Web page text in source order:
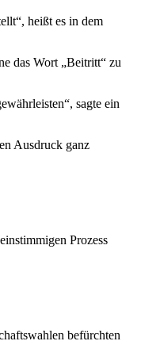
heißt es in dem
das Wort „Beitritt“ zu
sagte ein
Ausdruck ganz
Prozess
befürchten